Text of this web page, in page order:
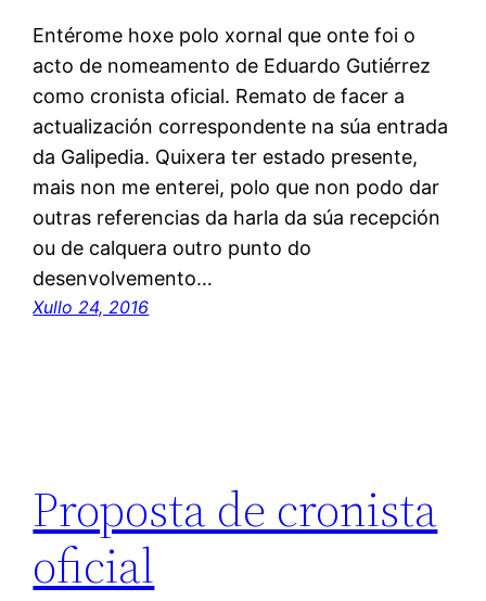
Entérome hoxe polo xornal que onte foi o
acto de nomeamento de Eduardo Gutiérrez
como cronista oficial. Remato de facer a
actualización correspondente na súa entrada
da Galipedia. Quixera ter estado presente,
mais non me enterei, polo que non podo dar
outras referencias da harla da súa recepción
ou de calquera outro punto do
desenvolvemento…
Xullo 24, 2016
Proposta de cronista
oficial